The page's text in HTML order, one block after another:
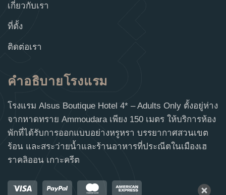
เกี่ยวกับเรา
ที่ตั้ง
ติดต่อเรา
คำอธิบายโรงแรม
โรงแรม Alsus Boutique Hotel 4* – Adults Only ตั้งอยู่ห่าง
จากหาดทราย Ammoudara เพียง 150 เมตร ให้บริการห้อง
พักที่ได้รับการออกแบบอย่างหรูหรา บรรยากาศสวนเขต
ร้อน และสระว่ายน้ำและร้านอาหารที่ประณีตในเมืองเฮ
ราคลิออน เกาะครีต